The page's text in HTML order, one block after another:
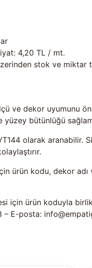
4,20 TL / mt.
stok ve miktar
ve dekor uyumunu
yüzey bütünlüğü
olarak aranabilir.
ürün kodu, dekor
için ürün koduyla
E-posta: